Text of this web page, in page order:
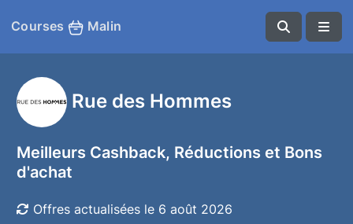
Courses Malin
Rue des Hommes
Meilleurs Cashback, Réductions et Bons
d'achat
Offres actualisées le 6 août 2026